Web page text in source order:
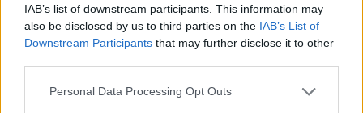
IAB’s list of downstream participants. This information may
also be disclosed by us to third parties on the IAB’s List of
Downstream Participants that may further disclose it to other
Personal Data Processing Opt Outs
ζημία), καθώς και το διαφυγόν κέρδος, εκείνο
δηλαδή που προσδοκά κανείς με πιθανότητα,
πραγμάτων ή τις ειδικές περιστάσεις και ιδίως